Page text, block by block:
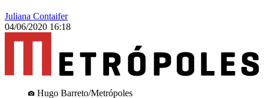
Juliana Contaifer
04/06/2020 16:18
Hugo Barreto/Metrópoles